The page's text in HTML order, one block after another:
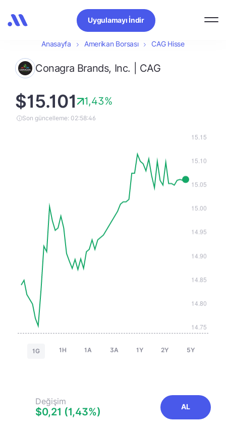
Uygulamayı İndir
Anasayfa Amerikan Borsası CAG Hisse
Conagra Brands, Inc. | CAG
$15.101 1,43%
Son güncelleme: 02:58:46
1G 1H 1A 3A 1Y 2Y 5Y
Değişim
$0,21 (1,43%) AL